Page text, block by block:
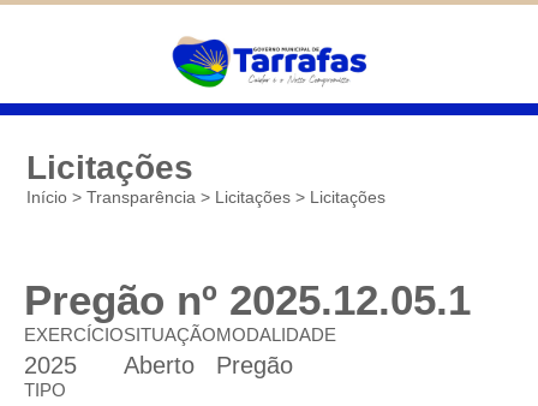
Licitações
Início >Transparência > Licitações > Licitações
Pregão nº 2025.12.05.1
EXERCÍCIO
2025
SITUAÇÃO
Aberto
MODALIDADE
Pregão
TIPO
Diminuir
Padrão
Aumentar
associados ao site oferecido por outras
empresas e que não temos controle sobre as
informações coletadas. Neste site utilizamos
o Google Analytics. Você pode obter mais
deles em
Google Cookies